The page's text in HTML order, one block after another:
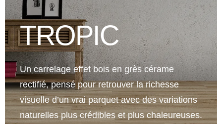
TROPIC
Un carrelage effet bois en grès cérame
rectifié, pensé pour retrouver la richesse
visuelle d’un vrai parquet avec des variations
naturelles plus crédibles et plus chaleureuses.